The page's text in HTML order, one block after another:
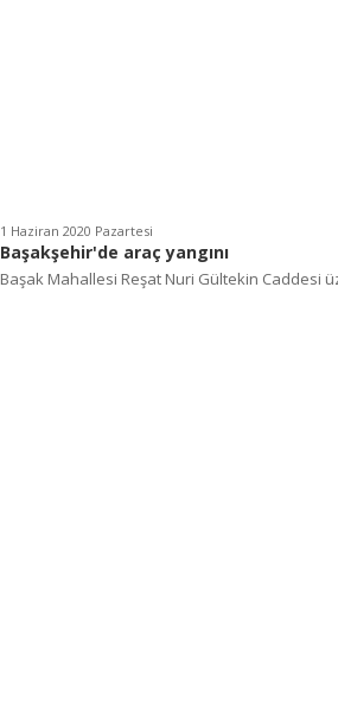
1 Haziran 2020 Pazartesi
Başakşehir'de araç yangını
Başak Mahallesi Reşat Nuri Gültekin Caddesi